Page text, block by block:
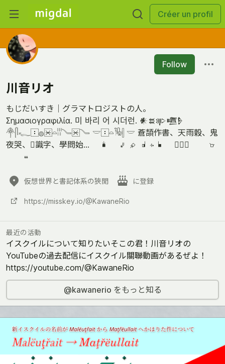
Créer un profil
Follow
川音リオ
もじだいすき｜グラマトロジストの人。
Σημασιογραφιλία. 미 바리 어 시더런. 𒀭𒊺𒉀𒍠𒊩
𓋇𓋴𓆑𓐰𓐍𓐱𓏏𓐀𓄏𓐱𓄏 𓎟𓐰𓏏𓏟𓏜 𓎟 蒼頡作書、天雨穀、鬼
夜哭、𤯔識字、學問始... 𝢆𝪜 𝤹𝪣 𝢆𝪣 𝠀𝪛𝧟𝪨𝠀𝪜 󱤌󱦖󱥔 𝢚
𝤯𝪤
仮想世界と書記体系の狹閒 に登録
https://misskey.io/@KawaneRio
最近の活動
イスクイルについて知りたいそこの君！川音リオの
YouTubeの過去配信にイスクイル關聯動画があるぜよ！
https://youtube.com/@KawaneRio
@kawanerio をもっと知る